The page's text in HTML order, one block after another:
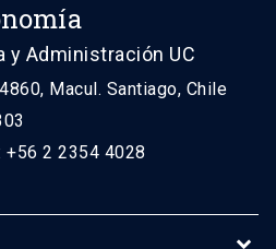
y Administración UC
Macul. Santiago, Chile
2 2354 4028